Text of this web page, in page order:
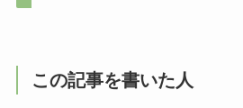
この記事を書いた人